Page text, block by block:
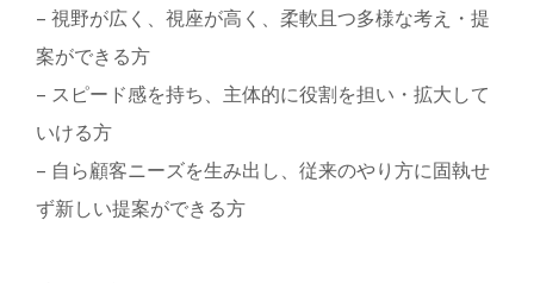
– 視野が広く、視座が高く、柔軟且つ多様な考え・提
案ができる方
– スピード感を持ち、主体的に役割を担い・拡大して
いける方
– 自ら顧客ニーズを生み出し、従来のやり方に固執せ
ず新しい提案ができる方